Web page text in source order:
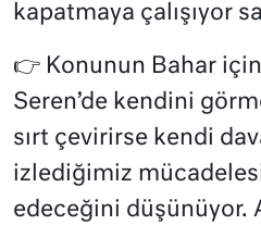
kapatmaya çalışıyor
👉 Konunun Bahar
Seren’de kendini
sırt çevirirse kendi
izlediğimiz
edeceğini düşünüyor.